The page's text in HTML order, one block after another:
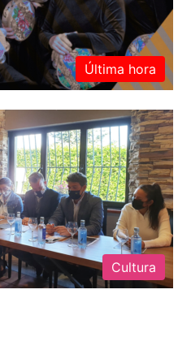
Última hora
Cultura